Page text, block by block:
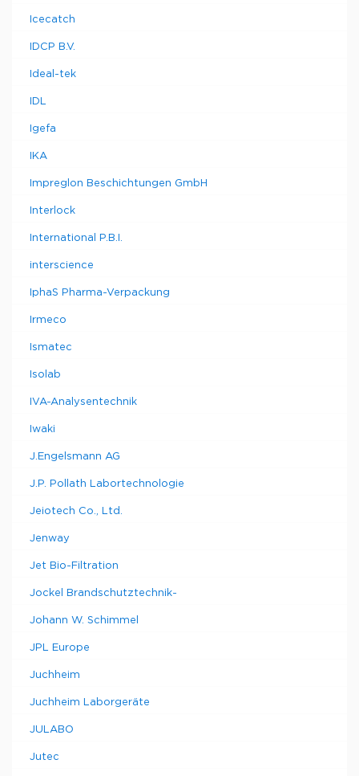
Icecatch
IDCP B.V.
Ideal-tek
IDL
Igefa
IKA
Impreglon Beschichtungen GmbH
Interlock
International P.B.I.
interscience
IphaS Pharma-Verpackung
Irmeco
Ismatec
Isolab
IVA-Analysentechnik
Iwaki
J.Engelsmann AG
J.P. Pollath Labortechnologie
Jeiotech Co., Ltd.
Jenway
Jet Bio-Filtration
Jockel Brandschutztechnik-
Johann W. Schimmel
JPL Europe
Juchheim
Juchheim Laborgeräte
JULABO
Jutec